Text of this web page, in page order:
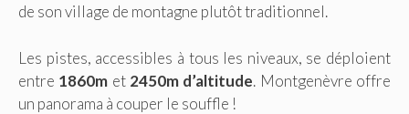
de son village de montagne plutôt traditionnel.
Les pistes, accessibles à tous les niveaux, se déploient
entre 1860m et 2450m d’altitude. Montgenèvre offre
un panorama à couper le souffle !